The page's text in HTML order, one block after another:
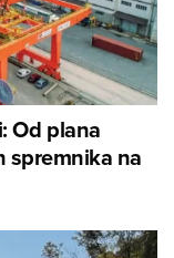
Od plana
spremnika na